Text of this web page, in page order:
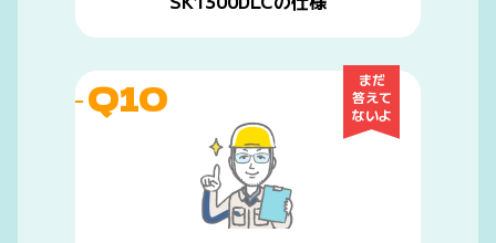
まだ
答えて
ないよ
Q10